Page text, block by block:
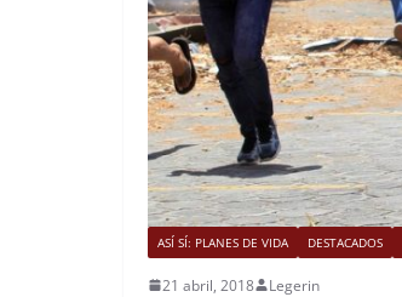
ASÍ SÍ: PLANES DE VIDA DESTACADOS
21 abril, 2018 Legerin